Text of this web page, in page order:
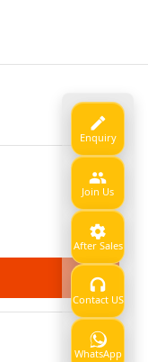
Enquiry
Join Us
After Sales
Contact US
WhatsApp